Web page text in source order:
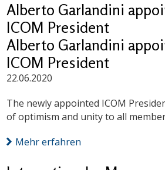
Alberto Garlandini
ICOM President
Alberto Garlandini
ICOM President
22.06.2020
The newly appointed ICOM
of optimism and unity to all
Mehr erfahren